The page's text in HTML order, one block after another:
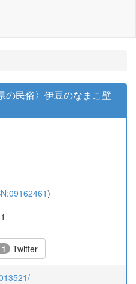
の民俗〉伊豆のなまこ壁
)
Twitter